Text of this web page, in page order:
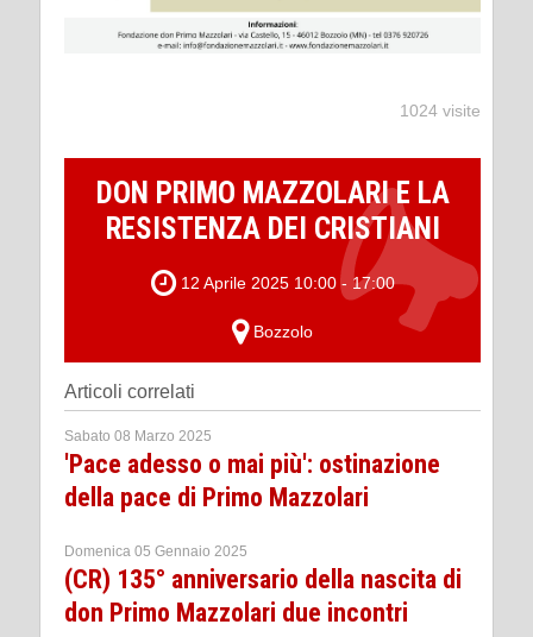
1024 visite
DON PRIMO MAZZOLARI E LA
RESISTENZA DEI CRISTIANI
12 Aprile 2025 10:00 - 17:00
Bozzolo
Articoli correlati
Sabato 08 Marzo 2025
'Pace adesso o mai più': ostinazione
della pace di Primo Mazzolari
Domenica 05 Gennaio 2025
(CR) 135° anniversario della nascita di
don Primo Mazzolari due incontri